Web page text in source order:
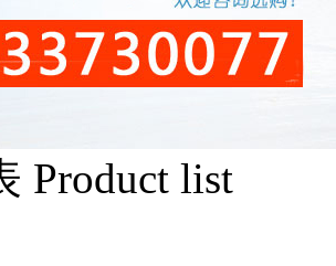
Product list